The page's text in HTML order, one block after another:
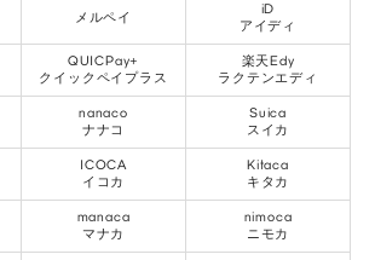
メルペイ
iD
アイディ
QUICPay+
クイックペイプラス
楽天Edy
ラクテンエディ
nanaco
ナナコ
Suica
スイカ
ICOCA
イコカ
Kitaca
キタカ
manaca
マナカ
nimoca
ニモカ